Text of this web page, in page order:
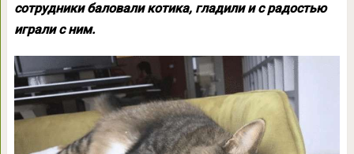
сотрудники баловали котика, гладили и с радостью
играли с ним.